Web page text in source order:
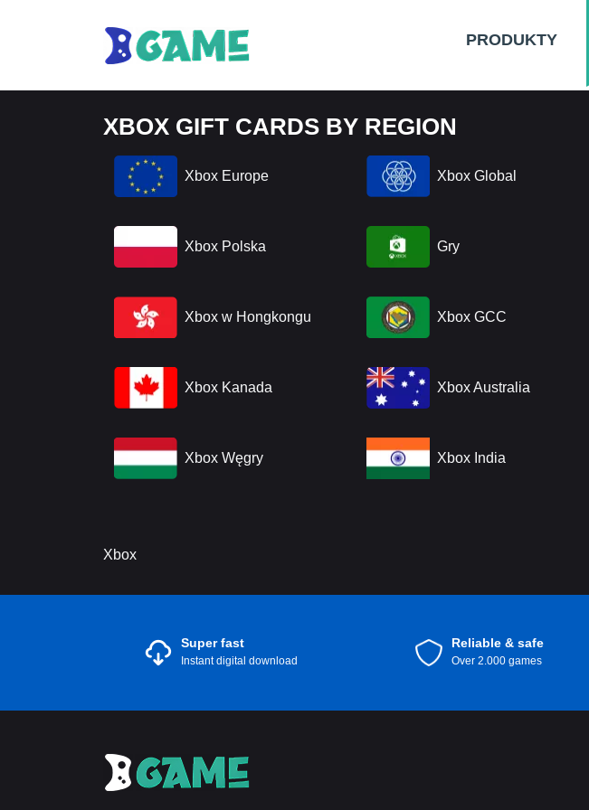
PRODUKTY
XBOX GIFT CARDS BY REGION
Xbox Europe Xbox Global
Xbox Polska Gry
Xbox w Hongkongu Xbox GCC
Xbox Kanada Xbox Australia
Xbox Węgry Xbox India
Xbox
Super fast
Instant digital download
Reliable & safe
Over 2.000 games